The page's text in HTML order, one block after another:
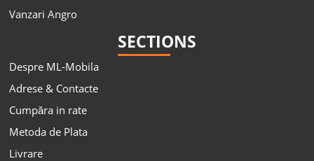
Vanzari Angro
SECTIONS
Despre ML-Mobila
Adrese & Contacte
Cumpăra in rate
Metoda de Plata
Livrare